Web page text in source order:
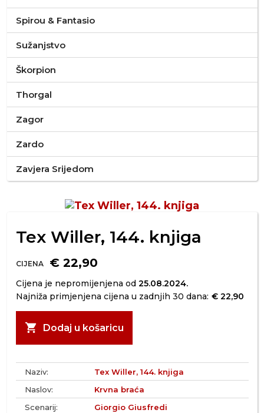
Spirou & Fantasio
Sužanjstvo
Škorpion
Thorgal
Zagor
Zardo
Zavjera Srijedom
Tex Willer, 144. knjiga
CIJENA € 22,90
Cijena je nepromijenjena od 25.08.2024.
Najniža primjenjena cijena u zadnjih 30 dana: € 22,90
shopping_cart Dodaj u košaricu
Naziv:
Tex Willer, 144. knjiga
Naslov:
Krvna braća
Scenarij:
Giorgio Giusfredi